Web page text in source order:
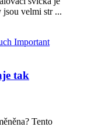
jsou velmi str ...
tak
Tento